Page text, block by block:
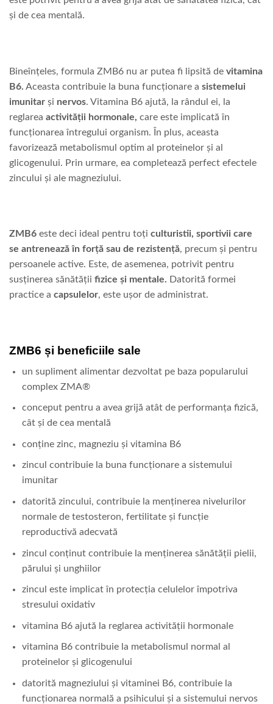
și de cea mentală.
Bineînțeles, formula ZMB6 nu ar putea fi lipsită de vitamina
B6. Aceasta contribuie la buna funcționare a sistemelui
imunitar și nervos. Vitamina B6 ajută, la rândul ei, la
reglarea activității hormonale, care este implicată în
funcționarea întregului organism. În plus, aceasta
favorizează metabolismul optim al proteinelor și al
glicogenului. Prin urmare, ea completează perfect efectele
zincului și ale magneziului.
ZMB6 este deci ideal pentru toți culturistii, sportivii care
se antrenează în forță sau de rezistență, precum și pentru
persoanele active. Este, de asemenea, potrivit pentru
susținerea sănătății fizice și mentale. Datorită formei
practice a capsulelor, este ușor de administrat.
ZMB6 și beneficiile sale
un supliment alimentar dezvoltat pe baza popularului
complex ZMA®
conceput pentru a avea grijă atât de performanța fizică,
cât și de cea mentală
conține zinc, magneziu și vitamina B6
zincul contribuie la buna funcționare a sistemului
imunitar
datorită zincului, contribuie la menținerea nivelurilor
normale de testosteron, fertilitate și funcție
reproductivă adecvată
zincul conținut contribuie la menținerea sănătății pielii,
părului și unghiilor
zincul este implicat în protecția celulelor împotriva
stresului oxidativ
vitamina B6 ajută la reglarea activității hormonale
vitamina B6 contribuie la metabolismul normal al
proteinelor și glicogenului
datorită magneziului și vitaminei B6, contribuie la
funcționarea normală a psihicului și a sistemului nervos